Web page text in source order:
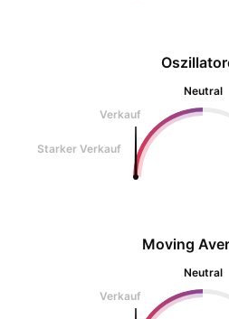
Neutral
Verkauf
Starker Verkauf
Moving
Neutral
Verkauf